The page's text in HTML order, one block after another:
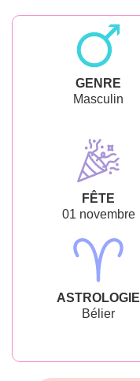
GENRE
Masculin
FÊTE
01 novembre
ASTROLOGIE
Bélier